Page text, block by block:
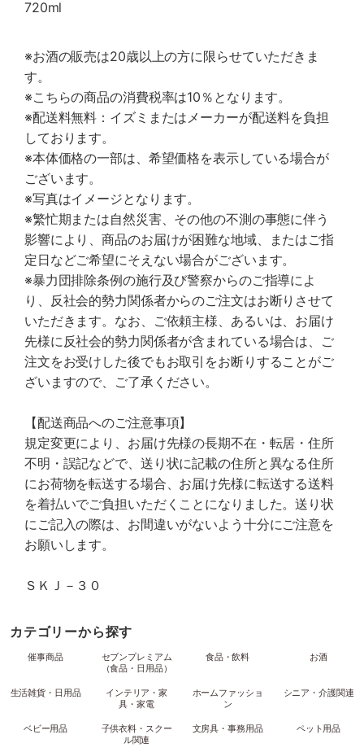
720ml
※お酒の販売は20歳以上の方に限らせていただきま
す。
※こちらの商品の消費税率は10％となります。
※配送料無料：イズミまたはメーカーが配送料を負担
しております。
※本体価格の一部は、希望価格を表示している場合が
ございます。
※写真はイメージとなります。
※繁忙期または自然災害、その他の不測の事態に伴う
影響により、商品のお届けが困難な地域、またはご指
定日などご希望にそえない場合がございます。
※暴力団排除条例の施行及び警察からのご指導によ
り、反社会的勢力関係者からのご注文はお断りさせて
いただきます。なお、ご依頼主様、あるいは、お届け
先様に反社会的勢力関係者が含まれている場合は、ご
注文をお受けした後でもお取引をお断りすることがご
ざいますので、ご了承ください。
【配送商品へのご注意事項】
規定変更により、お届け先様の長期不在・転居・住所
不明・誤記などで、送り状に記載の住所と異なる住所
にお荷物を転送する場合、お届け先様に転送する送料
を着払いでご負担いただくことになりました。送り状
にご記入の際は、お間違いがないよう十分にご注意を
お願いします。
ＳＫＪ－３０
カテゴリーから探す
催事商品
セブンプレミアム
（食品・日用品）
食品・飲料 お酒
生活雑貨・日用品
インテリア・家
具・家電
ホームファッショ
ン
シニア・介護関連
ベビー用品
子供衣料・スクー
ル関連
文房具・事務用品 ペット用品